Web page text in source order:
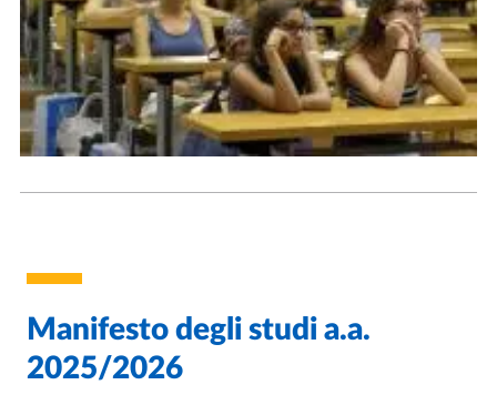
Manifesto degli studi a.a.
2025/2026